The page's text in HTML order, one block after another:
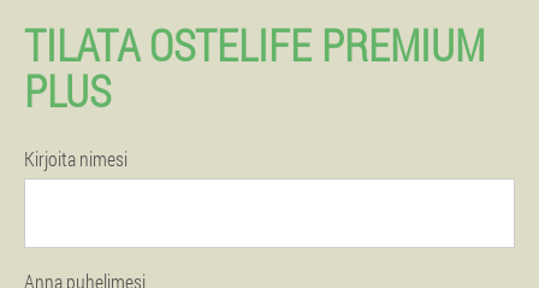
TILATA OSTELIFE PREMIUM
PLUS
Kirjoita nimesi
Anna puhelimesi